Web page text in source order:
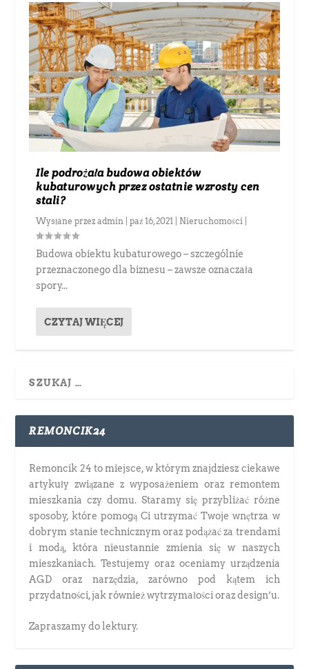
Ile podrożała budowa obiektów
kubaturowych przez ostatnie wzrosty cen
stali?
Wysłane przezadmin |paź 16, 2021 Nieruchomości
Budowa obiektu kubaturowego – szczególnie
przeznaczonego dla biznesu – zawsze oznaczała
spory...
CZYTAJ WIĘCEJ
REMONCIK24
Remoncik 24 to miejsce, w którym znajdziesz ciekawe
artykuły związane z wyposażeniem oraz remontem
mieszkania czy domu. Staramy się przybliżać różne
sposoby, które pomogą Ci utrzymać Twoje wnętrza w
dobrym stanie technicznym oraz podążać za trendami
i modą, która nieustannie zmienia się w naszych
mieszkaniach. Testujemy oraz oceniamy urządzenia
AGD oraz narzędzia, zarówno pod kątem ich
przydatności, jak również wytrzymałości oraz design’u.
Zapraszamy do lektury.